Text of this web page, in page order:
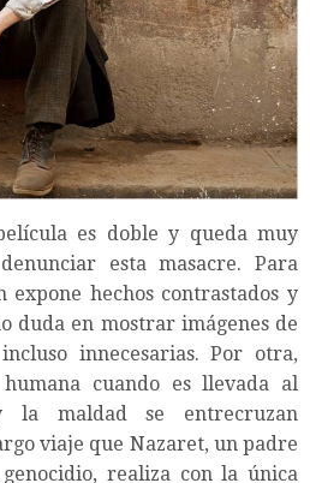
es doble y queda muy
esta masacre. Para
hechos contrastados y
duda en mostrar imágenes de
innecesarias. Por otra,
cuando es llevada al
maldad se entrecruzan
viaje que Nazaret, un padre
realiza con la única